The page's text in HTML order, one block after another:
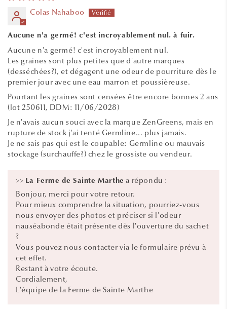
Colas Nahaboo
Aucune n'a germé! c'est incroyablement nul. à fuir.
Aucune n'a germé! c'est incroyablement nul.
Les graines sont plus petites que d'autre marques
(desséchées?), et dégagent une odeur de pourriture dès le
premier jour avec une eau marron et poussièreuse.
Pourtant les graines sont censées être encore bonnes 2 ans
(lot 250611, DDM: 11/06/2028)
Je n'avais aucun souci avec la marque ZenGreens, mais en
rupture de stock j'ai tenté Germline... plus jamais.
Je ne sais pas qui est le coupable: Germline ou mauvais
stockage (surchauffe?) chez le grossiste ou vendeur.
>> La Ferme de Sainte Marthe a répondu :
Bonjour, merci pour votre retour.
Pour mieux comprendre la situation, pourriez-vous
nous envoyer des photos et préciser si l'odeur
nauséabonde était présente dès l'ouverture du sachet
?
Vous pouvez nous contacter via le formulaire prévu à
cet effet.
Restant à votre écoute.
Cordialement,
L'équipe de la Ferme de Sainte Marthe